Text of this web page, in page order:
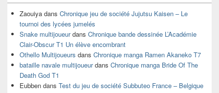
Zaouiya dans Chronique jeu de société Jujutsu Kaisen – Le
tournoi des lycées jumelés
Snake multijoueurdans Chronique bande dessinée L’Académie
Clair-Obscur T1 Un élève encombrant
Othello Multijoueurs dans Chronique manga Ramen Akaneko T7
bataille navale multijoueurdans Chronique manga Bride Of The
Death God T1
Eubben dans Test du jeu de société Subbuteo France – Belgique